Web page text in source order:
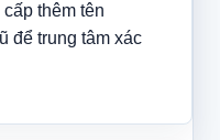
thêm tên
để trung tâm xác